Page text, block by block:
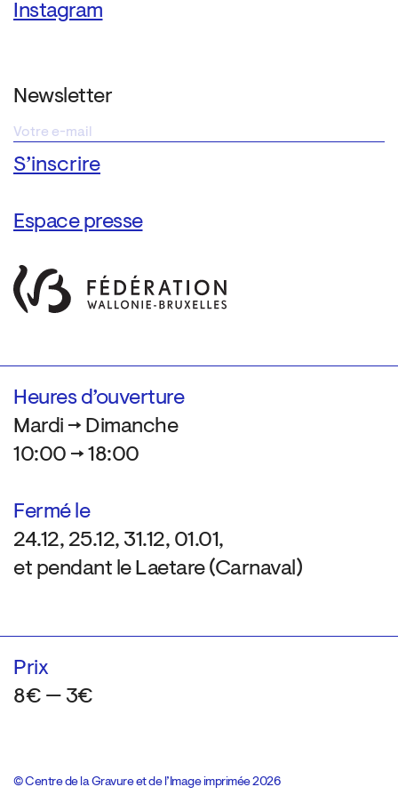
Instagram
Newsletter
Espace presse
Heures d’ouverture
Mardi → Dimanche
10:00 → 18:00
Fermé le
24.12, 25.12, 31.12, 01.01,
et pendant le Laetare (Carnaval)
Prix
8€ — 3€
© Centre de la Gravure et de l’Image imprimée 2026